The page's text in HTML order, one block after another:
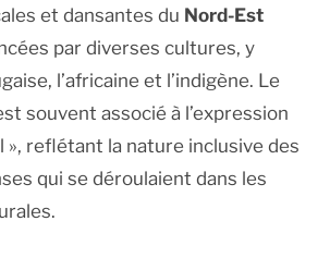
et dansantes du Nord-Est
par diverses cultures, y
l’africaine et l’indigène. Le
souvent associé à l’expression
», reflétant la nature inclusive des
qui se déroulaient dans les